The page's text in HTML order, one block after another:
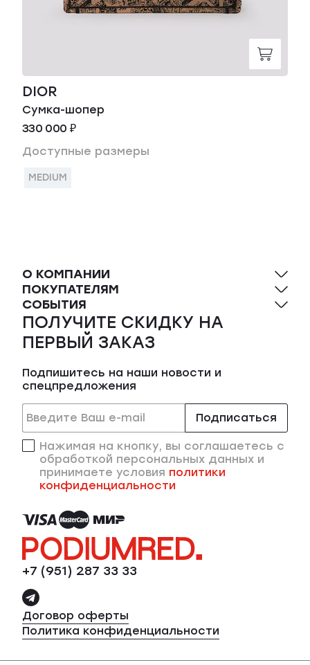
DIOR
Сумка-шопер
330 000 ₽
Доступные размеры
MEDIUM
+7 (951) 287 33 33
Договор оферты
Политика конфиденциальности
О КОМПАНИИ
ПОКУПАТЕЛЯМ
СОБЫТИЯ
ПОЛУЧИТЕ СКИДКУ НА
ПЕРВЫЙ ЗАКАЗ
Подпишитесь на наши новости и
спецпредложения
Подписаться
Нажимая на кнопку, вы соглашаетесь с
обработкой персональных данных и
принимаете условия политики
конфиденциальности